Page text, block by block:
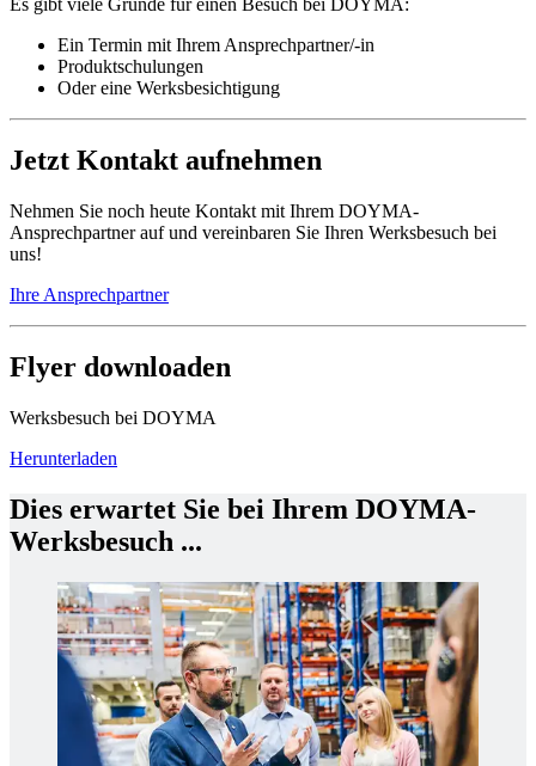
Es gibt viele Gründe für einen Besuch bei DOYMA:
Ein Termin mit Ihrem Ansprechpartner/-in
Produktschulungen
Oder eine Werksbesichtigung
Jetzt Kontakt aufnehmen
Nehmen Sie noch heute Kontakt mit Ihrem DOYMA-
Ansprechpartner auf und vereinbaren Sie Ihren Werksbesuch bei
uns!
Ihre Ansprechpartner
Flyer downloaden
Werksbesuch bei DOYMA
Herunterladen
Dies erwartet Sie bei Ihrem DOYMA-
Werksbesuch ...